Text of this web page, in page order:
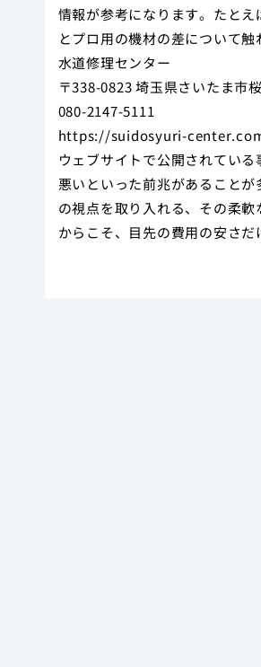
情報が参考になります。たと
とプロ用の機材の差について触
水道修理センター
〒338-0823 埼玉県さいたま市
080-2147-5111
https://suidosyuri-
ウェブサイトで公開されてい
悪いといった前兆があること
の視点を取り入れる、その柔
からこそ、目先の費用の安さ